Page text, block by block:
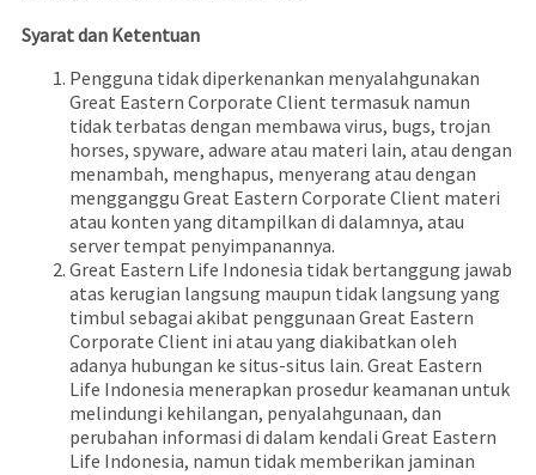
Syarat dan Ketentuan
Pengguna tidak diperkenankan menyalahgunakan
Great Eastern Corporate Client termasuk namun
tidak terbatas dengan membawa virus, bugs, trojan
horses, spyware, adware atau materi lain, atau dengan
menambah, menghapus, menyerang atau dengan
mengganggu Great Eastern Corporate Client materi
atau konten yang ditampilkan di dalamnya, atau
server tempat penyimpanannya.
Great Eastern Life Indonesia tidak bertanggung jawab
atas kerugian langsung maupun tidak langsung yang
timbul sebagai akibat penggunaan Great Eastern
Corporate Client ini atau yang diakibatkan oleh
adanya hubungan ke situs-situs lain. Great Eastern
Life Indonesia menerapkan prosedur keamanan untuk
melindungi kehilangan, penyalahgunaan, dan
perubahan informasi di dalam kendali Great Eastern
Life Indonesia, namun tidak memberikan jaminan